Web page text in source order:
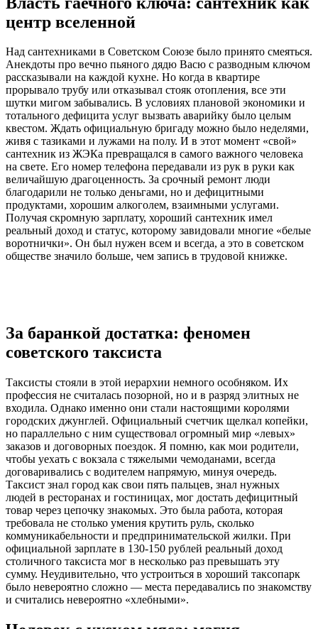
центр вселенной
Над сантехниками в Советском Союзе было принято смеяться.
Анекдоты про вечно пьяного дядю Васю с разводным ключом
рассказывали на каждой кухне. Но когда в квартире
прорывало трубу или отказывал стояк отопления, все эти
шутки мигом забывались. В условиях плановой экономики и
тотального дефицита услуг вызвать аварийку было целым
квестом. Ждать официальную бригаду можно было неделями,
живя с тазиками и лужами на полу. И в этот момент «свой»
сантехник из ЖЭКа превращался в самого важного человека
на свете. Его номер телефона передавали из рук в руки как
величайшую драгоценность. За срочный ремонт люди
благодарили не только деньгами, но и дефицитными
продуктами, хорошим алкоголем, взаимными услугами.
Получая скромную зарплату, хороший сантехник имел
реальный доход и статус, которому завидовали многие «белые
воротнички». Он был нужен всем и всегда, а это в советском
обществе значило больше, чем запись в трудовой книжке.
За баранкой достатка: феномен
советского таксиста
Таксисты стояли в этой иерархии немного особняком. Их
профессия не считалась позорной, но и в разряд элитных не
входила. Однако именно они стали настоящими королями
городских джунглей. Официальный счетчик щелкал копейки,
но параллельно с ним существовал огромный мир «левых»
заказов и договорных поездок. Я помню, как мои родители,
чтобы уехать с вокзала с тяжелыми чемоданами, всегда
договаривались с водителем напрямую, минуя очередь.
Таксист знал город как свои пять пальцев, знал нужных
людей в ресторанах и гостиницах, мог достать дефицитный
товар через цепочку знакомых. Это была работа, которая
требовала не столько умения крутить руль, сколько
коммуникабельности и предпринимательской жилки. При
официальной зарплате в 130-150 рублей реальный доход
столичного таксиста мог в несколько раз превышать эту
сумму. Неудивительно, что устроиться в хороший таксопарк
было невероятно сложно — места передавались по знакомству
и считались невероятно «хлебными».